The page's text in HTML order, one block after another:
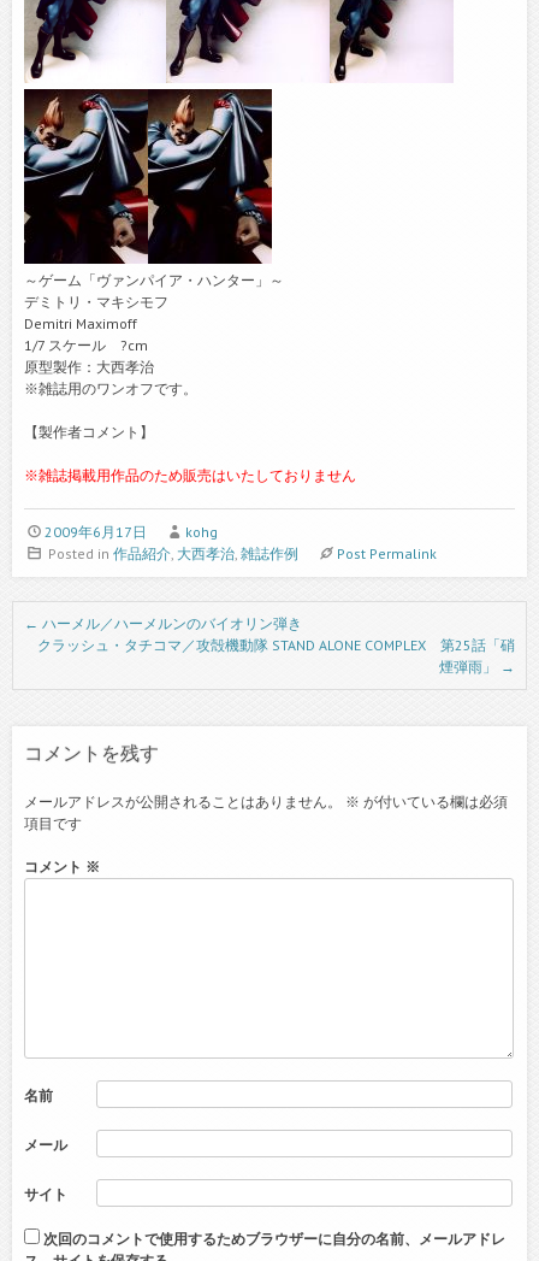
～ゲーム「ヴァンパイア・ハンター」～
デミトリ・マキシモフ
Demitri Maximoff
1/7 スケール ?cm
原型製作：大西孝治
※雑誌用のワンオフです。
【製作者コメント】
※雑誌掲載用作品のため販売はいたしておりません
2009年6月17日
kohg
Posted in 作品紹介, 大西孝治, 雑誌作例 Post Permalink
Post navigation
← ハーメル／ハーメルンのバイオリン弾き
クラッシュ・タチコマ／攻殻機動隊 STAND ALONE COMPLEX 第25話「硝
煙弾雨」
→
コメントを残す
メールアドレスが公開されることはありません。 ※ が付いている欄は必須
項目です
コメント ※
名前
メール
サイト
次回のコメントで使用するためブラウザーに自分の名前、メールアドレ